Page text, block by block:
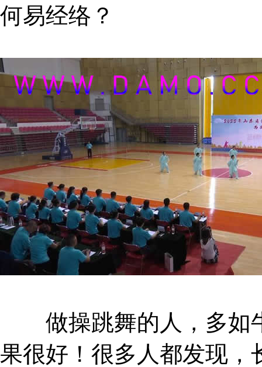
何易经络？
做操跳舞的人，多如
果很好！很多人都发现，